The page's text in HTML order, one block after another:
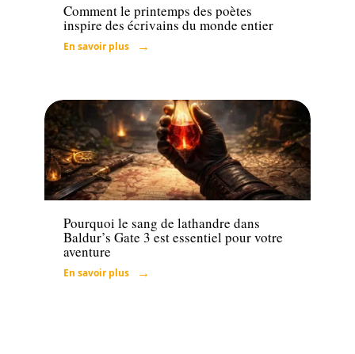
Comment le printemps des poètes
inspire des écrivains du monde entier
En savoir plus
Famille
Pourquoi le sang de lathandre dans
Baldur’s Gate 3 est essentiel pour votre
aventure
En savoir plus